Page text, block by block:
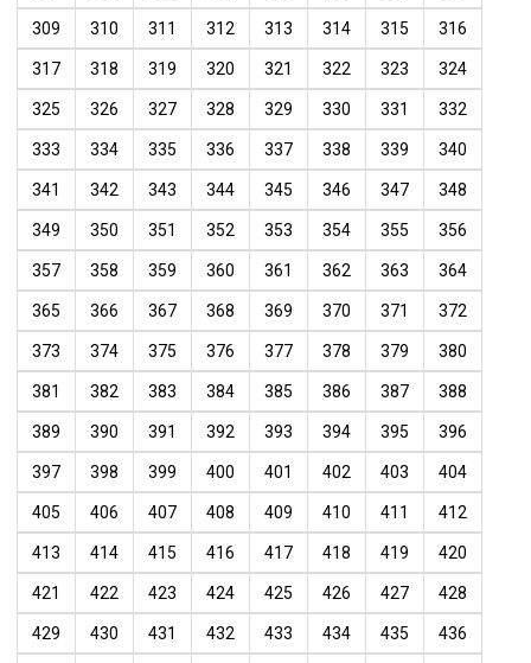
309 310 311 312 313 314 315 316
317 318 319 320 321 322 323 324
325 326 327 328 329 330 331 332
333 334 335 336 337 338 339 340
341 342 343 344 345 346 347 348
349 350 351 352 353 354 355 356
357 358 359 360 361 362 363 364
365 366 367 368 369 370 371 372
373 374 375 376 377 378 379 380
381 382 383 384 385 386 387 388
389 390 391 392 393 394 395 396
397 398 399 400 401 402 403 404
405 406 407 408 409 410 411 412
413 414 415 416 417 418 419 420
421 422 423 424 425 426 427 428
429 430 431 432 433 434 435 436